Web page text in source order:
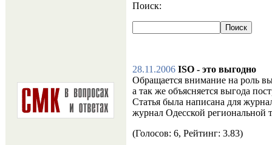
Поиск:
28.11.2006 ISO - это выгодно
Обращается внимание на роль
а так же объясняется выгода
Статья была написана для
журнал Одесской
(Голосов: 6, Рейтинг: 3.83)